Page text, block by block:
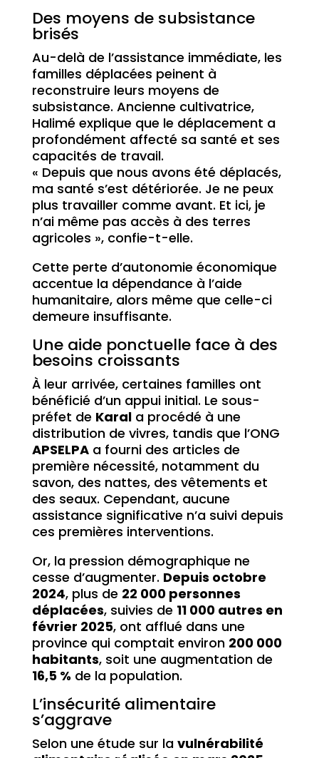
Des moyens de subsistance
brisés
Au-delà de l’assistance immédiate, les
familles déplacées peinent à
reconstruire leurs moyens de
subsistance. Ancienne cultivatrice,
Halimé explique que le déplacement a
profondément affecté sa santé et ses
capacités de travail.
« Depuis que nous avons été déplacés,
ma santé s’est détériorée. Je ne peux
plus travailler comme avant. Et ici, je
n’ai même pas accès à des terres
agricoles », confie-t-elle.
Cette perte d’autonomie économique
accentue la dépendance à l’aide
humanitaire, alors même que celle-ci
demeure insuffisante.
Une aide ponctuelle face à des
besoins croissants
À leur arrivée, certaines familles ont
bénéficié d’un appui initial. Le sous-
préfet de Karala procédé à une
distribution de vivres, tandis que l’ONG
APSELPAa fourni des articles de
première nécessité, notamment du
savon, des nattes, des vêtements et
des seaux. Cependant, aucune
assistance significative n’a suivi depuis
ces premières interventions.
Or, la pression démographique ne
cesse d’augmenter. Depuis octobre
2024, plus de 22 000 personnes
déplacées, suivies de 11 000 autres en
février 2025, ont afflué dans une
province qui comptait environ 200 000
habitants, soit une augmentation de
16,5 % de la population.
L’insécurité alimentaire
s’aggrave
Selon une étude sur la vulnérabilité